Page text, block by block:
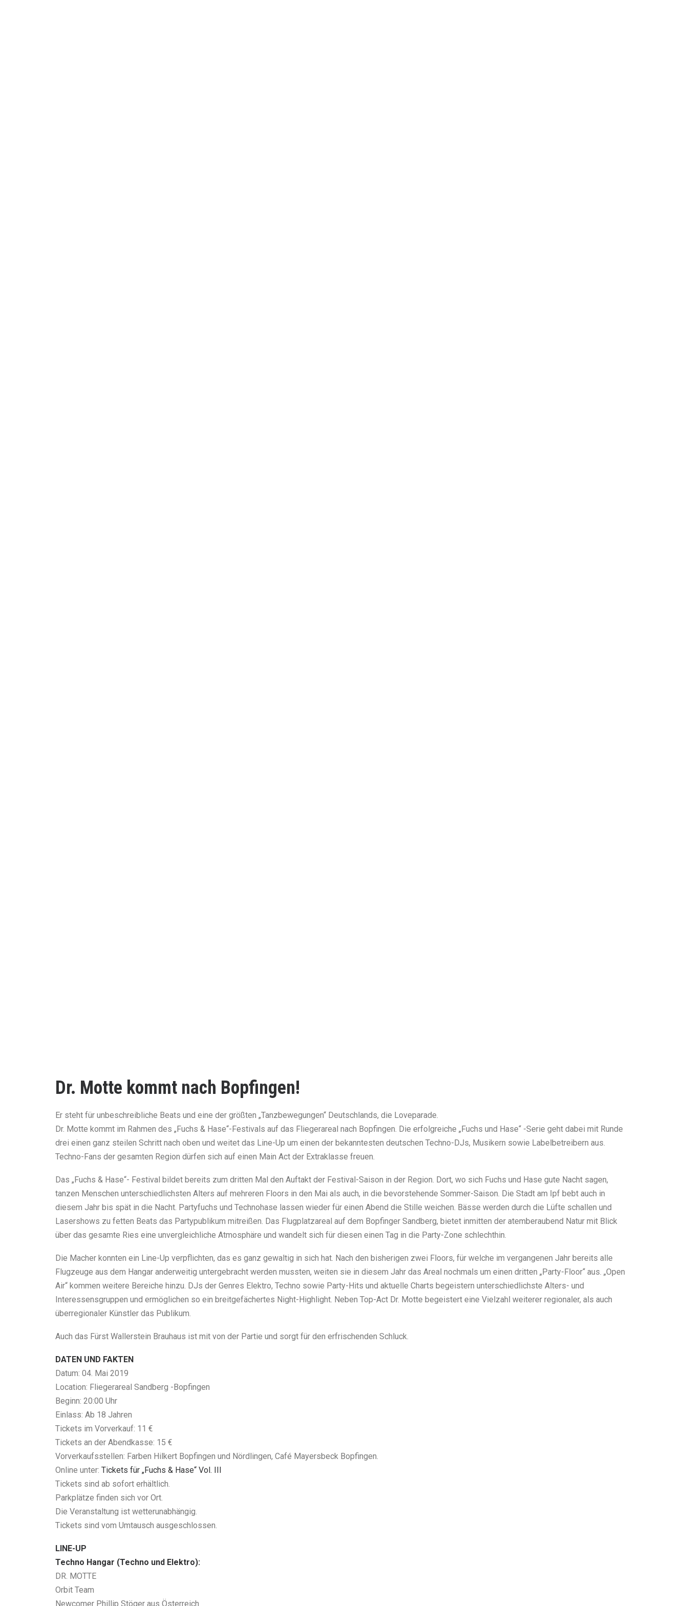
Dr. Motte kommt nach Bopfingen!
Er steht für unbeschreibliche Beats und eine der größten „Tanzbewegungen“ Deutschlands, die Loveparade.
Dr. Motte kommt im Rahmen des „Fuchs & Hase“-Festivals auf das Fliegerareal nach Bopfingen. Die erfolgreiche „Fuchs und Hase“ -Serie geht dabei mit Runde
drei einen ganz steilen Schritt nach oben und weitet das Line-Up um einen der bekanntesten deutschen Techno-DJs, Musikern sowie Labelbetreibern aus.
Techno-Fans der gesamten Region dürfen sich auf einen Main Act der Extraklasse freuen.
Das „Fuchs & Hase“- Festival bildet bereits zum dritten Mal den Auftakt der Festival-Saison in der Region. Dort, wo sich Fuchs und Hase gute Nacht sagen,
tanzen Menschen unterschiedlichsten Alters auf mehreren Floors in den Mai als auch, in die bevorstehende Sommer-Saison. Die Stadt am Ipf bebt auch in
diesem Jahr bis spät in die Nacht. Partyfuchs und Technohase lassen wieder für einen Abend die Stille weichen. Bässe werden durch die Lüfte schallen und
Lasershows zu fetten Beats das Partypublikum mitreißen. Das Flugplatzareal auf dem Bopfinger Sandberg, bietet inmitten der atemberaubend Natur mit Blick
über das gesamte Ries eine unvergleichliche Atmosphäre und wandelt sich für diesen einen Tag in die Party-Zone schlechthin.
Die Macher konnten ein Line-Up verpflichten, das es ganz gewaltig in sich hat. Nach den bisherigen zwei Floors, für welche im vergangenen Jahr bereits alle
Flugzeuge aus dem Hangar anderweitig untergebracht werden mussten, weiten sie in diesem Jahr das Areal nochmals um einen dritten „Party-Floor“ aus. „Open
Air“ kommen weitere Bereiche hinzu. DJs der Genres Elektro, Techno sowie Party-Hits und aktuelle Charts begeistern unterschiedlichste Alters- und
Interessensgruppen und ermöglichen so ein breitgefächertes Night-Highlight. Neben Top-Act Dr. Motte begeistert eine Vielzahl weiterer regionaler, als auch
überregionaler Künstler das Publikum.
Auch das Fürst Wallerstein Brauhaus ist mit von der Partie und sorgt für den erfrischenden Schluck.
DATEN UND FAKTEN
Datum: 04. Mai 2019
Location: Fliegerareal Sandberg -Bopfingen
Beginn: 20:00 Uhr
Einlass: Ab 18 Jahren
Tickets im Vorverkauf: 11 €
Tickets an der Abendkasse: 15 €
Vorverkaufsstellen: Farben Hilkert Bopfingen und Nördlingen, Café Mayersbeck Bopfingen.
Online unter: Tickets für „Fuchs & Hase“ Vol. III
Tickets sind ab sofort erhältlich.
Parkplätze finden sich vor Ort.
Die Veranstaltung ist wetterunabhängig.
Tickets sind vom Umtausch ausgeschlossen.
LINE-UP
Techno Hangar (Techno und Elektro):
DR. MOTTE
Orbit Team
Newcomer Phillip Stöger aus Österreich